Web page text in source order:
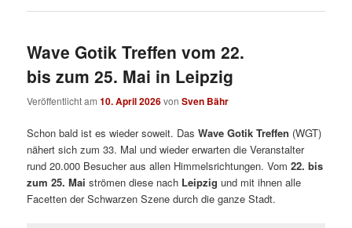
Wave Gotik Treffen vom 22.
bis zum 25. Mai in Leipzig
Veröffentlicht am10. April 2026vonSven Bähr
Schon bald ist es wieder soweit. DasWave Gotik Treffen (WGT)
nähert sich zum 33. Mal und wieder erwarten die Veranstalter
rund 20.000 Besucher aus allen Himmelsrichtungen. Vom22. bis
zum 25. Mai strömen diese nach Leipzig und mit ihnen alle
Facetten der Schwarzen Szene durch die ganze Stadt.